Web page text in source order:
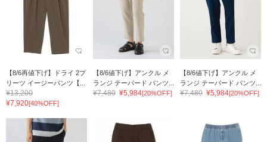
【8/6再値下げ】ドライ 2プ
リーツ イージーパンツ【...
¥13,200
¥7,920[40%OFF]
【8/6値下げ】アンクル メ
ランジ テーパード パンツ...
¥7,480 ¥5,984[20%OFF]
【8/6値下げ】アンクル メ
ランジ テーパード パンツ...
¥7,480 ¥5,984[20%OFF]